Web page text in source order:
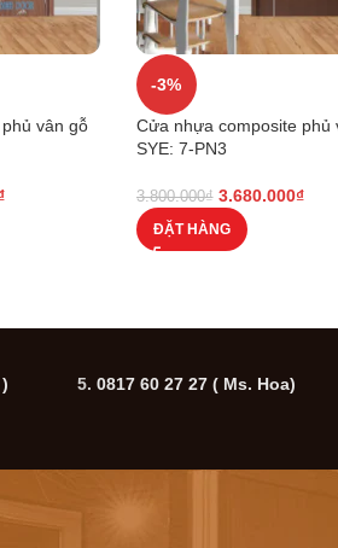
vân gỗ
-3%
Cửa nhựa composite phủ
SYE: 7-PN3
3.800.000₫ 3.680.000₫
ĐẶT HÀNG
5. 0817 60 27 27( Ms. Hoa)